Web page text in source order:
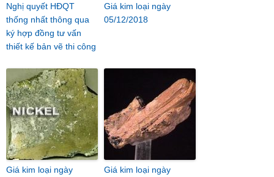
Nghị quyết HĐQT
thống nhất thông qua
ký hợp đồng tư vấn
thiết kế bản vẽ thi công
Giá kim loại ngày
05/12/2018
Giá kim loại ngày
Giá kim loại ngày